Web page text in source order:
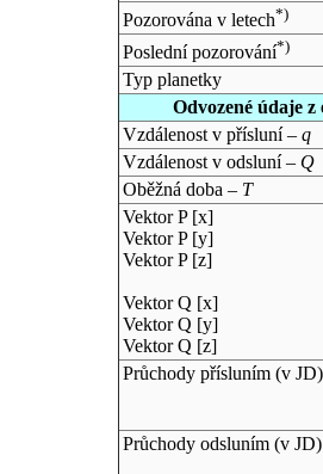
Pozorována v letech*)
Poslední pozorování*)
Typ planetky
Odvozené údaje
Vzdálenost v přísluní – q
Vzdálenost v odsluní – Q
Oběžná doba – T
Vektor P [x]
Vektor P [y]
Vektor P [z]
Vektor Q [x]
Vektor Q [y]
Vektor Q [z]
Průchody přísluním (v JD)
Průchody odsluním (v JD)